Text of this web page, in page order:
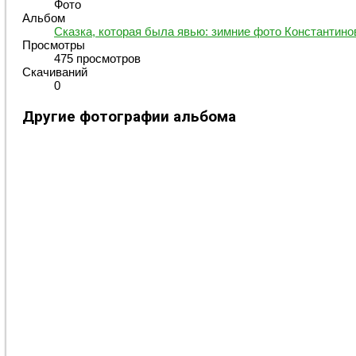
Фото
Альбом
Сказка, которая была явью: зимние фото
Просмотры
475 просмотров
Скачиваний
0
Другие фотографии альбома